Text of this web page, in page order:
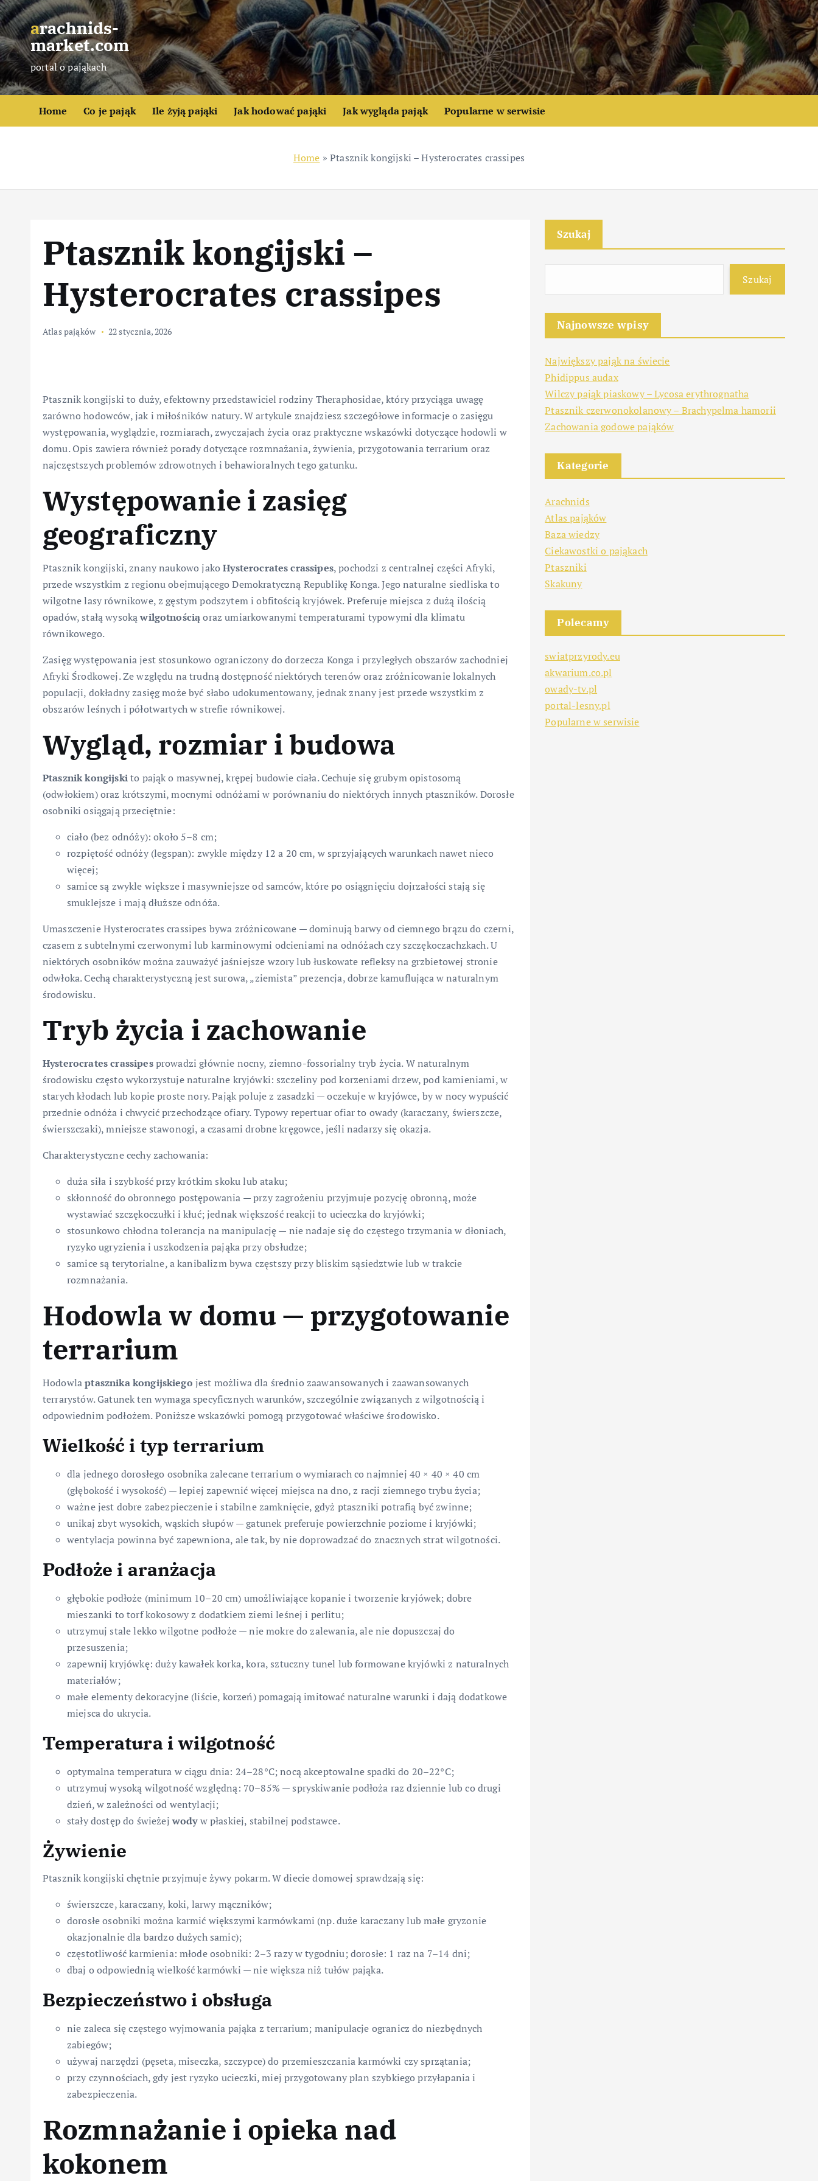
S
k
i
p
t
o
n
arachnids-
market.com
portal o pająkach
Home Co je pająk Ile żyją pająki Jak hodować pająki Jak wygląda pająk Popularne w serwisie
Home »Ptasznik kongijski – Hysterocrates crassipes
Ptasznik kongijski –
Hysterocrates crassipes
Atlas pająków 22 stycznia, 2026
Ptasznik kongijski to duży, efektowny przedstawiciel rodziny Theraphosidae, który przyciąga uwagę
zarówno hodowców, jak i miłośników natury. W artykule znajdziesz szczegółowe informacje o zasięgu
występowania, wyglądzie, rozmiarach, zwyczajach życia oraz praktyczne wskazówki dotyczące hodowli w
domu. Opis zawiera również porady dotyczące rozmnażania, żywienia, przygotowania terrarium oraz
najczęstszych problemów zdrowotnych i behawioralnych tego gatunku.
Występowanie i zasięg
geograficzny
Ptasznik kongijski, znany naukowo jakoHysterocrates crassipes, pochodzi z centralnej części Afryki,
przede wszystkim z regionu obejmującego Demokratyczną Republikę Konga. Jego naturalne siedliska to
wilgotne lasy równikowe, z gęstym podszytem i obfitością kryjówek. Preferuje miejsca z dużą ilością
opadów, stałą wysokąwilgotnościąoraz umiarkowanymi temperaturami typowymi dla klimatu
równikowego.
Zasięg występowania jest stosunkowo ograniczony do dorzecza Konga i przyległych obszarów zachodniej
Afryki Środkowej. Ze względu na trudną dostępność niektórych terenów oraz zróżnicowanie lokalnych
populacji, dokładny zasięg może być słabo udokumentowany, jednak znany jest przede wszystkim z
obszarów leśnych i półotwartych w strefie równikowej.
Wygląd, rozmiar i budowa
Ptasznik kongijskito pająk o masywnej, krępej budowie ciała. Cechuje się grubym opistosomą
(odwłokiem) oraz krótszymi, mocnymi odnóżami w porównaniu do niektórych innych ptaszników. Dorosłe
osobniki osiągają przeciętnie:
ciało (bez odnóży): około 5–8 cm;
rozpiętość odnóży (legspan): zwykle między 12 a 20 cm, w sprzyjających warunkach nawet nieco
więcej;
samice są zwykle większe i masywniejsze od samców, które po osiągnięciu dojrzałości stają się
smuklejsze i mają dłuższe odnóża.
Umaszczenie Hysterocrates crassipes bywa zróżnicowane — dominują barwy od ciemnego brązu do czerni,
czasem z subtelnymi czerwonymi lub karminowymi odcieniami na odnóżach czy szczękoczachzkach. U
niektórych osobników można zauważyć jaśniejsze wzory lub łuskowate refleksy na grzbietowej stronie
odwłoka. Cechą charakterystyczną jest surowa, „ziemista” prezencja, dobrze kamuflująca w naturalnym
środowisku.
Tryb życia i zachowanie
Hysterocrates crassipesprowadzi głównie nocny, ziemno-fossorialny tryb życia. W naturalnym
środowisku często wykorzystuje naturalne kryjówki: szczeliny pod korzeniami drzew, pod kamieniami, w
starych kłodach lub kopie proste nory. Pająk poluje z zasadzki — oczekuje w kryjówce, by w nocy wypuścić
przednie odnóża i chwycić przechodzące ofiary. Typowy repertuar ofiar to owady (karaczany, świerszcze,
świerszczaki), mniejsze stawonogi, a czasami drobne kręgowce, jeśli nadarzy się okazja.
Charakterystyczne cechy zachowania:
duża siła i szybkość przy krótkim skoku lub ataku;
skłonność do obronnego postępowania — przy zagrożeniu przyjmuje pozycję obronną, może
wystawiać szczękoczułki i kłuć; jednak większość reakcji to ucieczka do kryjówki;
stosunkowo chłodna tolerancja na manipulację — nie nadaje się do częstego trzymania w dłoniach,
ryzyko ugryzienia i uszkodzenia pająka przy obsłudze;
samice są terytorialne, a kanibalizm bywa częstszy przy bliskim sąsiedztwie lub w trakcie
rozmnażania.
Hodowla w domu — przygotowanie
terrarium
Hodowlaptasznika kongijskiego jest możliwa dla średnio zaawansowanych i zaawansowanych
terrarystów. Gatunek ten wymaga specyficznych warunków, szczególnie związanych z wilgotnością i
odpowiednim podłożem. Poniższe wskazówki pomogą przygotować właściwe środowisko.
Wielkość i typ terrarium
dla jednego dorosłego osobnika zalecane terrarium o wymiarach co najmniej 40 × 40 × 40 cm
(głębokość i wysokość) — lepiej zapewnić więcej miejsca na dno, z racji ziemnego trybu życia;
ważne jest dobre zabezpieczenie i stabilne zamknięcie, gdyż ptaszniki potrafią być zwinne;
unikaj zbyt wysokich, wąskich słupów — gatunek preferuje powierzchnie poziome i kryjówki;
wentylacja powinna być zapewniona, ale tak, by nie doprowadzać do znacznych strat wilgotności.
Podłoże i aranżacja
głębokie podłoże (minimum 10–20 cm) umożliwiające kopanie i tworzenie kryjówek; dobre
mieszanki to torf kokosowy z dodatkiem ziemi leśnej i perlitu;
utrzymuj stale lekko wilgotne podłoże — nie mokre do zalewania, ale nie dopuszczaj do
przesuszenia;
zapewnij kryjówkę: duży kawałek korka, kora, sztuczny tunel lub formowane kryjówki z naturalnych
materiałów;
małe elementy dekoracyjne (liście, korzeń) pomagają imitować naturalne warunki i dają dodatkowe
miejsca do ukrycia.
Temperatura i wilgotność
optymalna temperatura w ciągu dnia: 24–28°C; nocą akceptowalne spadki do 20–22°C;
utrzymuj wysoką wilgotność względną: 70–85% — spryskiwanie podłoża raz dziennie lub co drugi
dzień, w zależności od wentylacji;
stały dostęp do świeżejwodyw płaskiej, stabilnej podstawce.
Żywienie
Ptasznik kongijski chętnie przyjmuje żywy pokarm. W diecie domowej sprawdzają się:
świerszcze, karaczany, koki, larwy mączników;
dorosłe osobniki można karmić większymi karmówkami (np. duże karaczany lub małe gryzonie
okazjonalnie dla bardzo dużych samic);
częstotliwość karmienia: młode osobniki: 2–3 razy w tygodniu; dorosłe: 1 raz na 7–14 dni;
dbaj o odpowiednią wielkość karmówki — nie większa niż tułów pająka.
Bezpieczeństwo i obsługa
nie zaleca się częstego wyjmowania pająka z terrarium; manipulacje ogranicz do niezbędnych
zabiegów;
używaj narzędzi (pęseta, miseczka, szczypce) do przemieszczania karmówki czy sprzątania;
przy czynnościach, gdy jest ryzyko ucieczki, miej przygotowany plan szybkiego przyłapania i
zabezpieczenia.
Rozmnażanie i opieka nad
kokonem
Szukaj
Szukaj
Najnowsze wpisy
Największy pająk na świecie
Phidippus audax
Wilczy pająk piaskowy – Lycosa erythrognatha
Ptasznik czerwonokolanowy – Brachypelma hamorii
Zachowania godowe pająków
Kategorie
Arachnids
Atlas pająków
Baza wiedzy
Ciekawostki o pająkach
Ptaszniki
Skakuny
Polecamy
swiatprzyrody.eu
akwarium.co.pl
owady-tv.pl
portal-lesny.pl
Popularne w serwisie